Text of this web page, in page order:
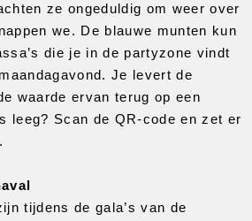
ze ongeduldig om weer over
we. De blauwe munten kun
die je in de partyzone vindt
Je levert de
waarde ervan terug op een
leeg? Scan de QR-code en zet er
tijdens de gala’s van de